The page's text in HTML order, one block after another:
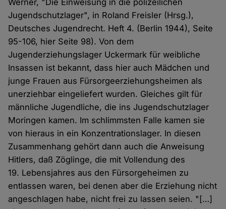
Werner, "Die Einweisung in die polizeilichen
Jugendschutzlager", in Roland Freisler (Hrsg.),
Deutsches Jugendrecht. Heft 4. (Berlin 1944), Seite
95-106, hier Seite 98). Von dem
Jugenderziehungslager Uckermark für weibliche
Insassen ist bekannt, dass hier auch Mädchen und
junge Frauen aus Fürsorgeerziehungsheimen als
unerziehbar eingeliefert wurden. Gleiches gilt für
männliche Jugendliche, die ins Jugendschutzlager
Moringen kamen. Im schlimmsten Falle kamen sie
von hieraus in ein Konzentrationslager. In diesen
Zusammenhang gehört dann auch die Anweisung
Hitlers, daß Zöglinge, die mit Vollendung des
19. Lebensjahres aus den Fürsorgeheimen zu
entlassen waren, bei denen aber die Erziehung nicht
angeschlagen habe, nicht frei zu lassen seien. "[…]